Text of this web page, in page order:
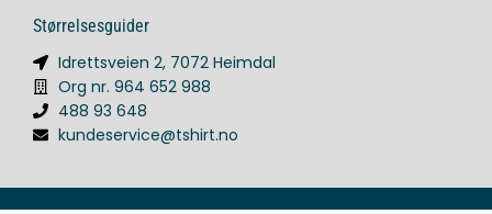
Størrelsesguider
Idrettsveien 2, 7072 Heimdal
Org nr. 964 652 988
488 93 648
kundeservice@tshirt.no